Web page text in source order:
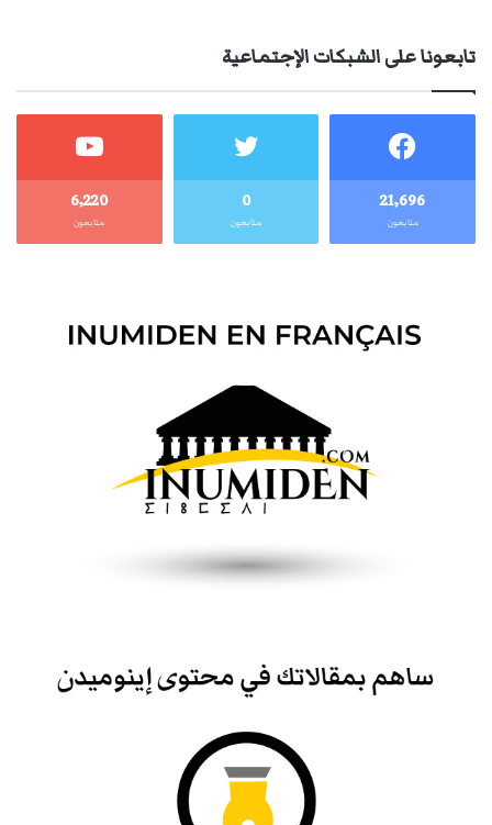
تابعونا على الشبكات الإجتماعية
21٬696
متابعون
0
متابعون
6٬220
متابعون